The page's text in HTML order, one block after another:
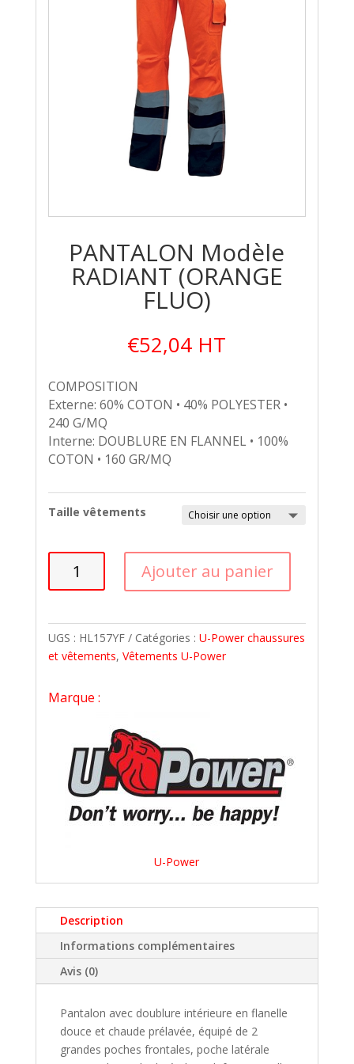
PANTALON Modèle
RADIANT (ORANGE
FLUO)
€52,04 HT
COMPOSITION
Externe: 60% COTON • 40% POLYESTER •
240 G/MQ
Interne: DOUBLURE EN FLANNEL • 100%
COTON • 160 GR/MQ
Taille vêtements
RADIANT
(ORANGE
Ajouter au panier
UGS : HL157YF Catégories : U-Power chaussures
et vêtements, Vêtements U-Power
Marque :
U-Power
Description
Informations complémentaires
Avis (0)
Pantalon avec doublure intérieure en flanelle
douce et chaude prélavée, équipé de 2
grandes poches frontales, poche latérale